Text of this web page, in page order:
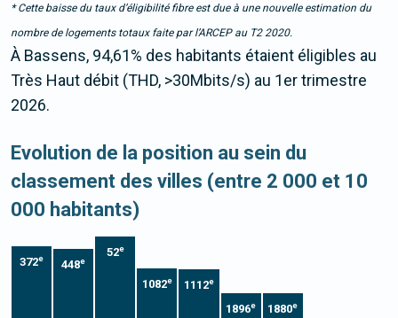
* Cette baisse du taux d’éligibilité fibre est due à une nouvelle estimation du
nombre de logements totaux faite par l’ARCEP au T2 2020.
À Bassens, 94,61% des habitants étaient éligibles au
Très Haut débit (THD, >30Mbits/s) au 1er trimestre
2026.
Evolution de la position au sein du
classement des villes (entre 2 000 et 10
000 habitants)
372e 448e
52e
1082e 1112e
1896e 1880e